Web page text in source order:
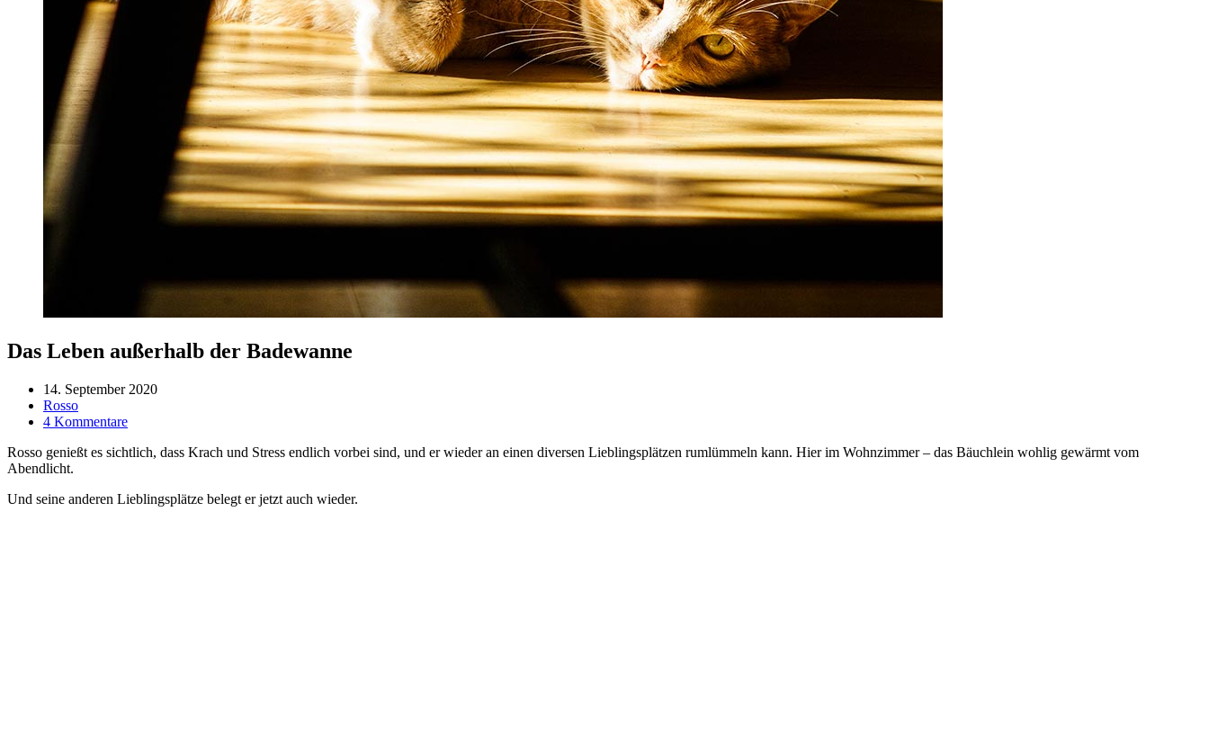
Das Leben außerhalb der Badewanne
14. September 2020
Rosso
4 Kommentare
Rosso genießt es sichtlich, dass Krach und Stress endlich vorbei sind, und er wieder an einen diversen Lieblingsplätzen rumlümmeln kann. Hier im Wohnzimmer – das Bäuchlein wohlig gewärmt vom
Abendlicht.
Und seine anderen Lieblingsplätze belegt er jetzt auch wieder.